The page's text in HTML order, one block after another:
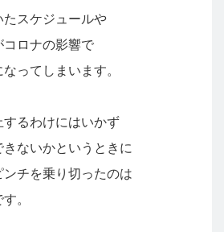
スケジュールや
コロナの影響で
ってしまいます。
するわけにはいかず
ないかというときに
チを乗り切ったのは
。